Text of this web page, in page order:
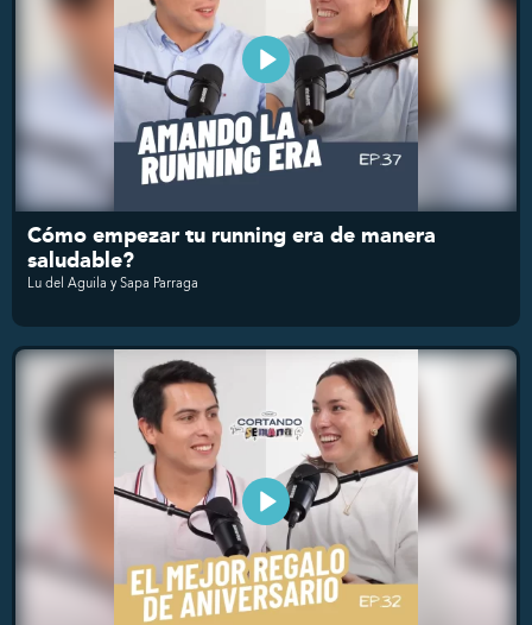
Cómo empezar tu running era de manera
saludable?
Lu del Aguila y Sapa Parraga